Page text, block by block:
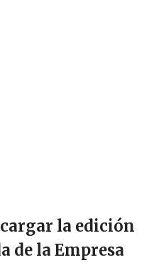
la edición
de la Empresa